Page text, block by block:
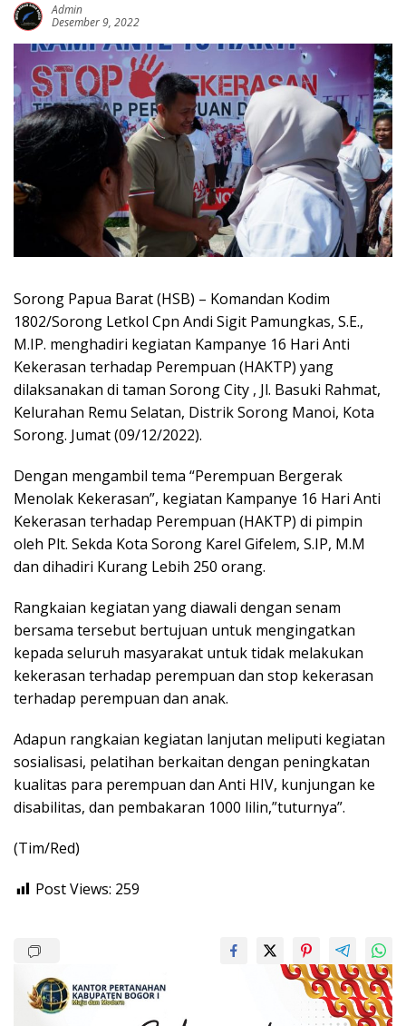
Admin
Desember 9, 2022
Sorong Papua Barat (HSB) – Komandan Kodim
1802/Sorong Letkol Cpn Andi Sigit Pamungkas, S.E.,
M.IP. menghadiri kegiatan Kampanye 16 Hari Anti
Kekerasan terhadap Perempuan (HAKTP) yang
dilaksanakan di taman Sorong City , Jl. Basuki Rahmat,
Kelurahan Remu Selatan, Distrik Sorong Manoi, Kota
Sorong. Jumat (09/12/2022).
Dengan mengambil tema “Perempuan Bergerak
Menolak Kekerasan”, kegiatan Kampanye 16 Hari Anti
Kekerasan terhadap Perempuan (HAKTP) di pimpin
oleh Plt. Sekda Kota Sorong Karel Gifelem, S.IP, M.M
dan dihadiri Kurang Lebih 250 orang.
Rangkaian kegiatan yang diawali dengan senam
bersama tersebut bertujuan untuk mengingatkan
kepada seluruh masyarakat untuk tidak melakukan
kekerasan terhadap perempuan dan stop kekerasan
terhadap perempuan dan anak.
Adapun rangkaian kegiatan lanjutan meliputi kegiatan
sosialisasi, pelatihan berkaitan dengan peningkatan
kualitas para perempuan dan Anti HIV, kunjungan ke
disabilitas, dan pembakaran 1000 lilin,”tuturnya”.
(Tim/Red)
Post Views: 259